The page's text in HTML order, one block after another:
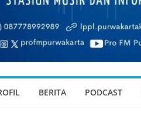
BERITA PODCAST